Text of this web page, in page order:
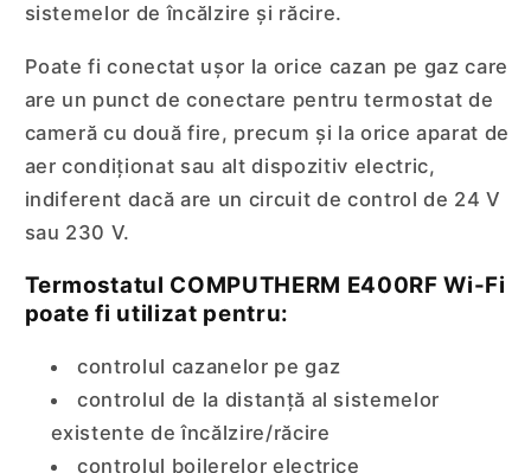
sistemelor de încălzire și răcire.
Poate fi conectat ușor la orice cazan pe gaz care
are un punct de conectare pentru termostat de
cameră cu două fire, precum și la orice aparat de
aer condiționat sau alt dispozitiv electric,
indiferent dacă are un circuit de control de 24 V
sau 230 V.
Termostatul COMPUTHERM E400RF Wi-Fi
poate fi utilizat pentru:
controlul cazanelor pe gaz
controlul de la distanță al sistemelor
existente de încălzire/răcire
controlul boilerelor electrice